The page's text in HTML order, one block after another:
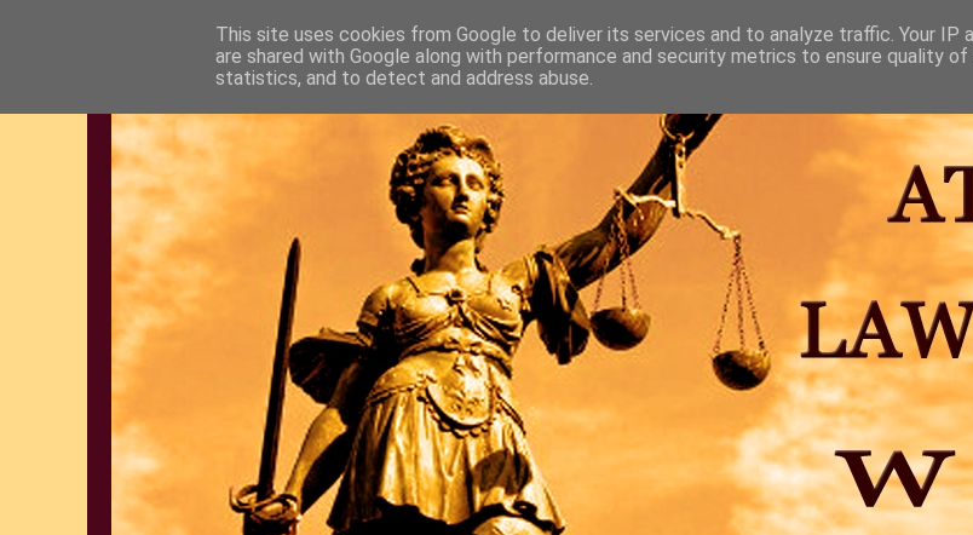
This site uses cookies from Google to deliver its services and to analyze traffic. Your IP
are shared with Google along with performance and security metrics to ensure quality of
statistics, and to detect and address abuse.